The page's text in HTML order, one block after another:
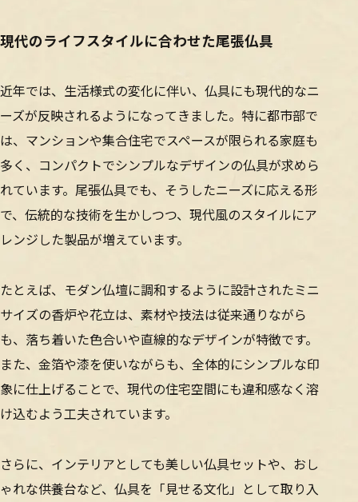
現代のライフスタイルに合わせた尾張仏具
近年では、生活様式の変化に伴い、仏具にも現代的なニ
ーズが反映されるようになってきました。特に都市部で
は、マンションや集合住宅でスペースが限られる家庭も
多く、コンパクトでシンプルなデザインの仏具が求めら
れています。尾張仏具でも、そうしたニーズに応える形
で、伝統的な技術を生かしつつ、現代風のスタイルにア
レンジした製品が増えています。
たとえば、モダン仏壇に調和するように設計されたミニ
サイズの香炉や花立は、素材や技法は従来通りながら
も、落ち着いた色合いや直線的なデザインが特徴です。
また、金箔や漆を使いながらも、全体的にシンプルな印
象に仕上げることで、現代の住宅空間にも違和感なく溶
け込むよう工夫されています。
さらに、インテリアとしても美しい仏具セットや、おし
ゃれな供養台など、仏具を「見せる文化」として取り入